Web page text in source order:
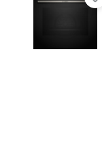
wird in neuem Tab